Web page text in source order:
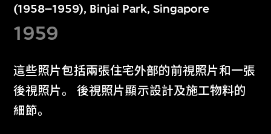
(1958–1959), Binjai Park, Singapore
1959
這些照片包括兩張住宅外部的前視照片和一張
後視照片。 後視照片顯示設計及施工物料的
細節。